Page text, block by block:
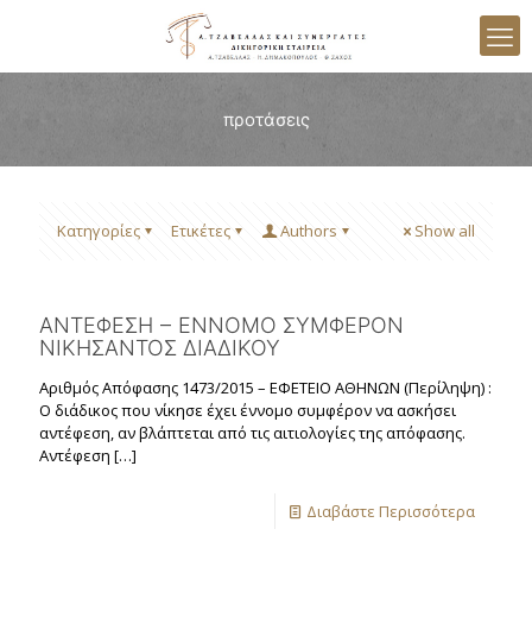
προτάσεις
Κατηγορίες Ετικέτες Authors Show all
ΑΝΤΕΦΕΣΗ – ΕΝΝΟΜΟ ΣΥΜΦΕΡΟΝ
ΝΙΚΗΣΑΝΤΟΣ ΔΙΑΔΙΚΟΥ
Αριθμός Aπόφασης 1473/2015 – ΕΦΕΤΕΙΟ ΑΘΗΝΩΝ (Περίληψη) :
Ο διάδικος που νίκησε έχει έννομο συμφέρον να ασκήσει
αντέφεση, αν βλάπτεται από τις αιτιολογίες της απόφασης.
Αντέφεση […]
Διαβάστε Περισσότερα